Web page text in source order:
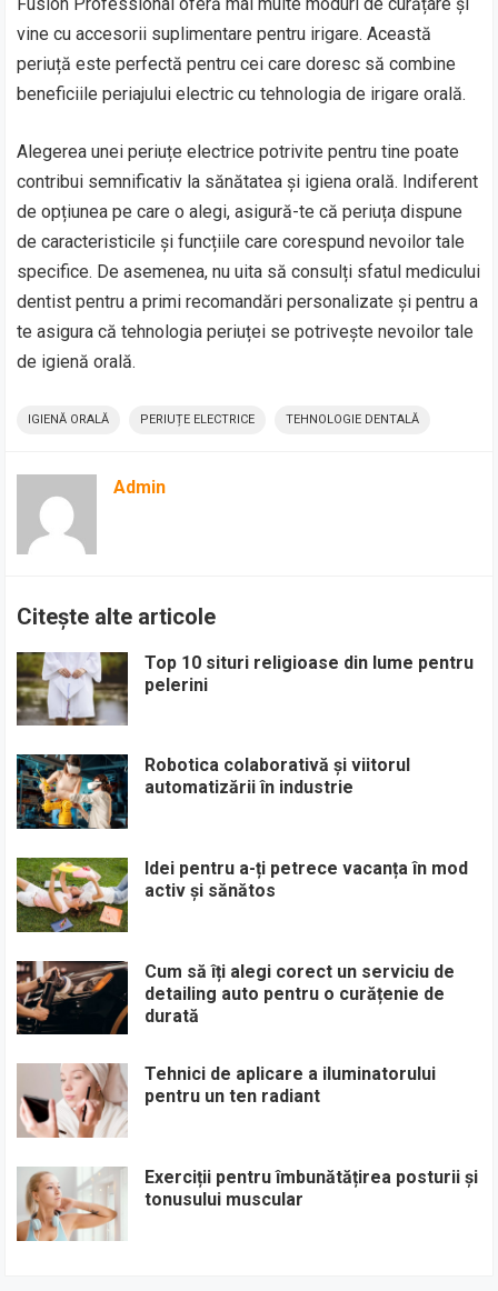
vine cu accesorii suplimentare pentru irigare. Această
periuță este perfectă pentru cei care doresc să combine
beneficiile periajului electric cu tehnologia de irigare orală.
Alegerea unei periuțe electrice potrivite pentru tine poate
contribui semnificativ la sănătatea și igiena orală. Indiferent
de opțiunea pe care o alegi, asigură-te că periuța dispune
de caracteristicile și funcțiile care corespund nevoilor tale
specifice. De asemenea, nu uita să consulți sfatul medicului
dentist pentru a primi recomandări personalizate și pentru a
te asigura că tehnologia periuței se potrivește nevoilor tale
de igienă orală.
IGIENĂ ORALĂ PERIUȚE ELECTRICE TEHNOLOGIE DENTALĂ
Admin
Citește alte articole
Top 10 situri religioase din lume pentru
pelerini
Robotica colaborativă și viitorul
automatizării în industrie
Idei pentru a-ți petrece vacanța în mod
activ și sănătos
Cum să îți alegi corect un serviciu de
detailing auto pentru o curățenie de
durată
Tehnici de aplicare a iluminatorului
pentru un ten radiant
Exerciții pentru îmbunătățirea posturii și
tonusului muscular